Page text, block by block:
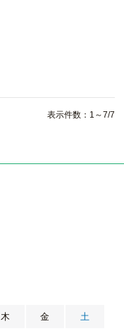
表示件数：1～7/7
木 金 土